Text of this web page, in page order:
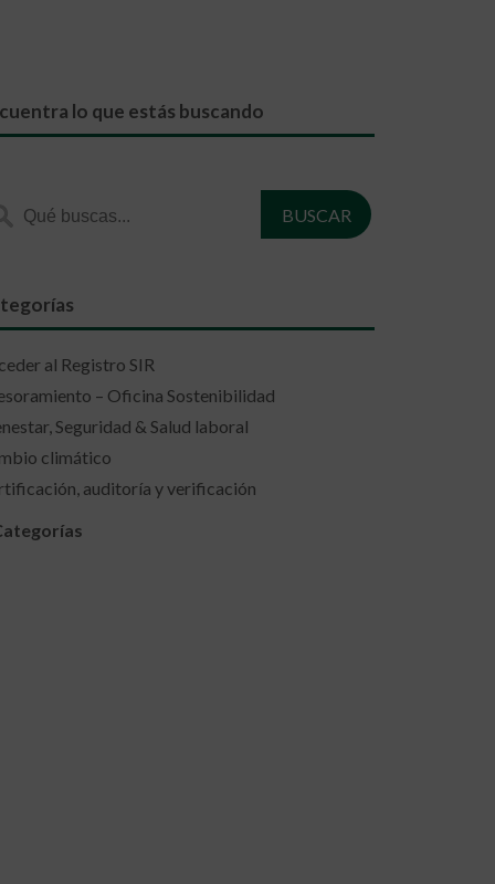
lo que estás buscando
al Registro SIR
– Oficina Sostenibilidad
Seguridad & Salud laboral
climático
auditoría y verificación